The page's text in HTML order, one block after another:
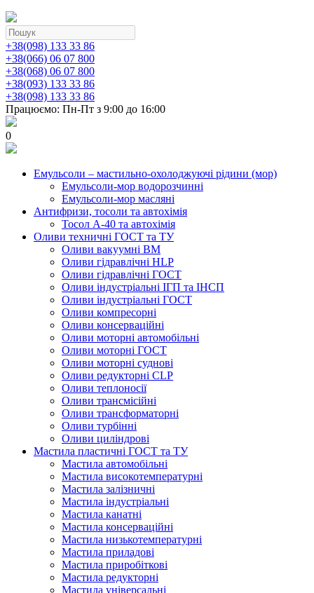
+38(098) 133 33 86
+38(066) 06 07 800
+38(068) 06 07 800
+38(093) 133 33 86
+38(098) 133 33 86
Працюємо: Пн-Пт з 9:00 до 16:00
0
Емульсоли – мастильно-охолоджуючі рідини (мор)
Емульсоли-мор водорозчинні
Емульсоли-мор масляні
Антифризи, тосоли та автохімія
Тосол А-40 та автохімія
Оливи техничні ГОСТ та ТУ
Оливи вакуумні ВМ
Оливи гідравлічні HLP
Оливи гідравлічні ГОСТ
Оливи індустріальні ІГП та ІНСП
Оливи індустріальні ГОСТ
Оливи компресорні
Оливи консерваційні
Оливи моторні автомобільні
Оливи моторні ГОСТ
Оливи моторні суднові
Оливи редукторні CLP
Оливи теплоносії
Оливи трансмісійні
Оливи трансформаторні
Оливи турбінні
Оливи циліндрові
Мастила пластичні ГОСТ та ТУ
Мастила автомобільні
Мастила високотемпературні
Мастила залізничні
Мастила індустріальні
Мастила канатні
Мастила консерваційні
Мастила низькотемпературні
Мастила приладові
Мастила приробіткові
Мастила редукторні
Мастила універсальні